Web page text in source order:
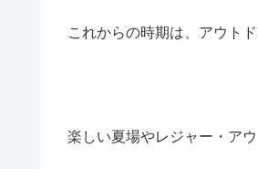
これからの時期は、アウト
楽しい夏場やレジャー・ア